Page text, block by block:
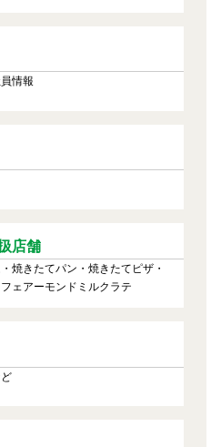
情報
店舗
焼きたてパン・焼きたてピザ・
ェアーモンドミルクラテ